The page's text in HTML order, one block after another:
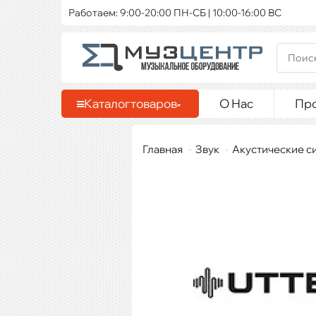
Работаем: 9:00-20:00 ПН-СБ | 10:00-16:00 ВС
Каталогтоваров О Нас
Главная Звук Акустические